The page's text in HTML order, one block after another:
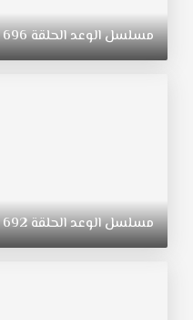
التي
ولدت
في
مدبلج
الحلقة
مسلسلالوعدالحلقة696
مسلسلالوعدالحلقة692